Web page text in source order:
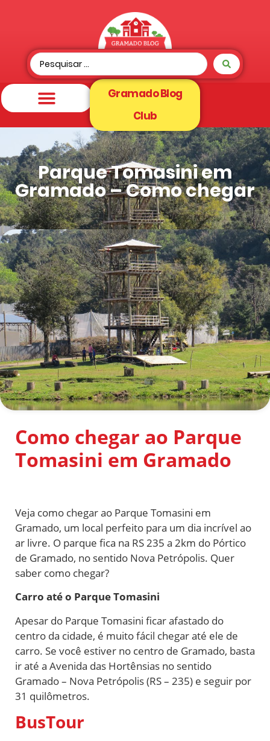
Gramado Blog
Club
Parque Tomasini em
Gramado – Como chegar
Como chegar ao Parque
Tomasini em Gramado
Veja como chegar ao Parque Tomasini em
Gramado, um local perfeito para um dia incrível ao
ar livre. O parque fica na RS 235 a 2km do Pórtico
de Gramado, no sentido Nova Petrópolis. Quer
saber como chegar?
Carro até o Parque Tomasini
Apesar do Parque Tomasini ficar afastado do
centro da cidade, é muito fácil chegar até ele de
carro. Se você estiver no centro de Gramado, basta
ir até a Avenida das Hortênsias no sentido
Gramado – Nova Petrópolis (RS – 235) e seguir por
31 quilômetros.
BusTour